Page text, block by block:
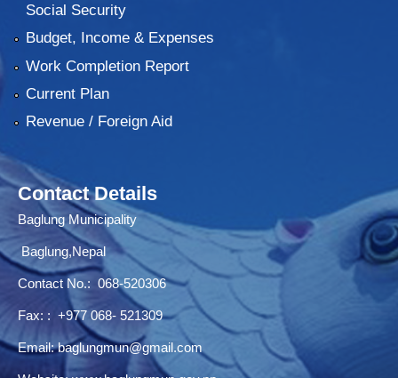
Social Security
Budget, Income & Expenses
Work Completion Report
Current Plan
Revenue / Foreign Aid
Contact Details
Baglung Municipality
Baglung,Nepal
Contact No.: 068-520306
Fax: : +977 068- 521309
Email:baglungmun@gmail.com